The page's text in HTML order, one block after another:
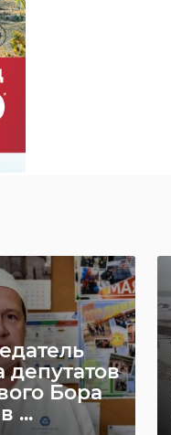
депутатов
Бора
...